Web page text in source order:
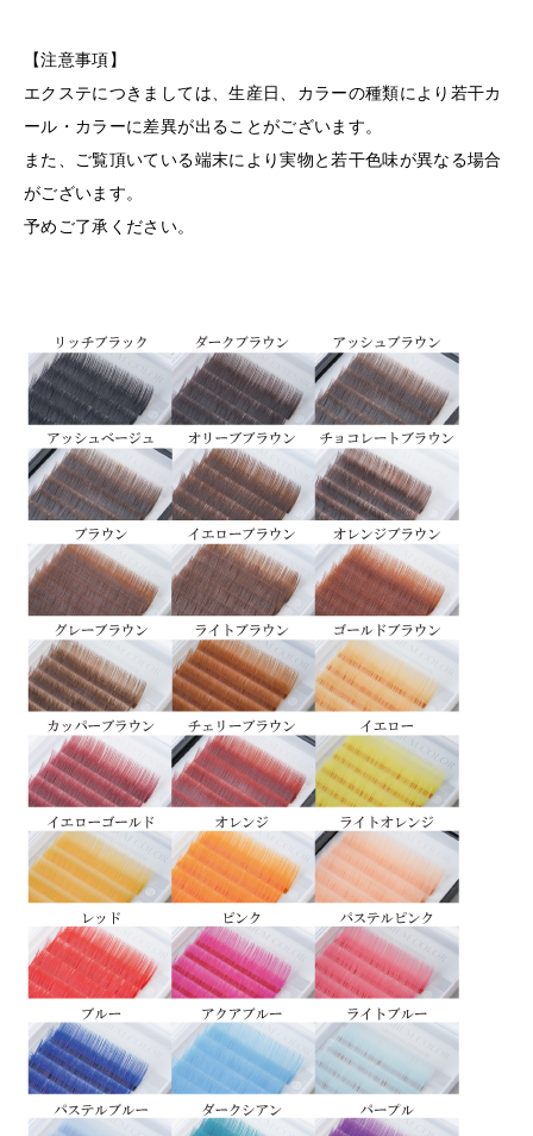
【注意事項】
エクステにつきましては、生産日、カラーの種類により若干カ
ール・カラーに差異が出ることがございます。
また、ご覧頂いている端末により実物と若干色味が異なる場合
がございます。
予めご了承ください。